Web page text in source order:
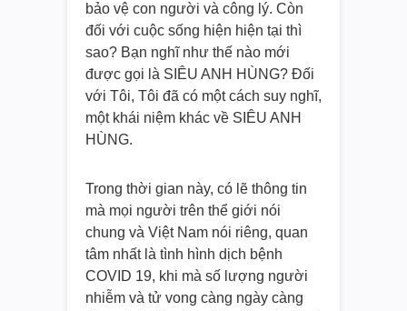
bảo vệ con người và công lý. Còn
đối với cuộc sống hiện hiện tại thì
sao? Bạn nghĩ như thế nào mới
được gọi là SIÊU ANH HÙNG? Đối
với Tôi, Tôi đã có một cách suy nghĩ,
một khái niệm khác về SIÊU ANH
HÙNG.
Trong thời gian này, có lẽ thông tin
mà mọi người trên thể giới nói
chung và Việt Nam nói riêng, quan
tâm nhất là tình hình dịch bệnh
COVID 19, khi mà số lượng người
nhiễm và tử vong càng ngày càng